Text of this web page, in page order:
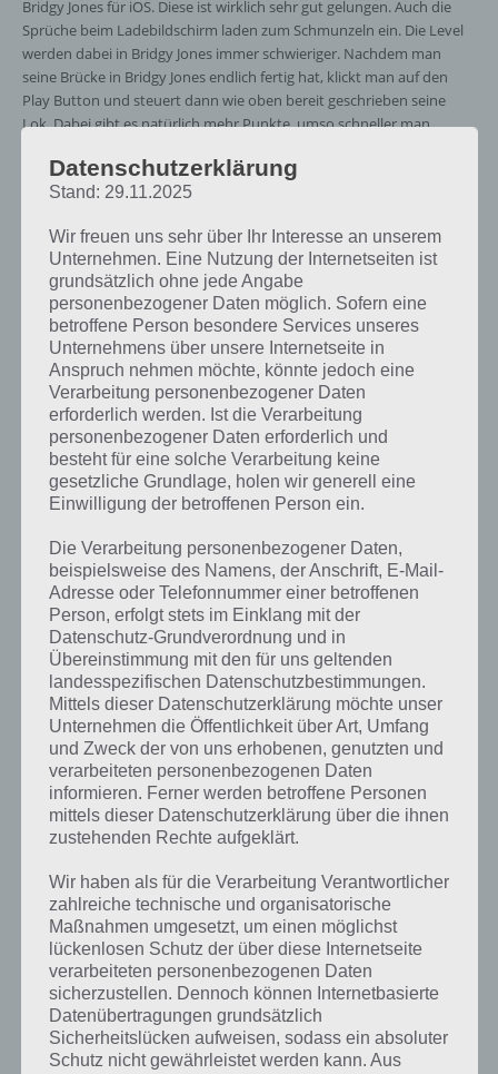
Bridgy Jones für iOS. Diese ist wirklich sehr gut gelungen. Auch die
Sprüche beim Ladebildschirm laden zum Schmunzeln ein. Die Level
werden dabei in Bridgy Jones immer schwieriger. Nachdem man
seine Brücke in Bridgy Jones endlich fertig hat, klickt man auf den
Play Button und steuert dann wie oben bereit geschrieben seine
Lok. Dabei gibt es natürlich mehr Punkte, umso schneller man
Kleiner Wehmutstropfen: Bridgy Jones ist komplett in Englisch, es
Problem werden, da das Spiel intuitiv ist. Insgesamt können wir
Bridgy Jones euch nur ans herz legen. Tolle Grafik, zahlreiche Level
und weitere kommen durch ein Update. Auch wenn es noch In App
Käufe gibt, so werden diese nur benötigt, wenn man in einem Level
nicht weiterkommt.
Bridgy Jones im iTunes App Store kaufen
Die App Bridgy Jones erfordert mindestens iOS 5.1 und ist für das
iPhone 5 optimiert. Aber natürlich werden auch ältere iPhone
Geräte, der iPod Touch und das iPad unterstützt. Das Spiel selber ist
knapp über 300MB groß.Wer nicht weiß, ob er sich Bridgy Jones im
Datenschutzerklärung
Stand: 29.11.2025
Wir freuen uns sehr über Ihr Interesse an unserem
Unternehmen. Eine Nutzung der Internetseiten ist
grundsätzlich ohne jede Angabe
personenbezogener Daten möglich. Sofern eine
betroffene Person besondere Services unseres
Unternehmens über unsere Internetseite in
Anspruch nehmen möchte, könnte jedoch eine
Verarbeitung personenbezogener Daten
erforderlich werden. Ist die Verarbeitung
personenbezogener Daten erforderlich und
besteht für eine solche Verarbeitung keine
gesetzliche Grundlage, holen wir generell eine
Einwilligung der betroffenen Person ein.
Die Verarbeitung personenbezogener Daten,
beispielsweise des Namens, der Anschrift, E-Mail-
Adresse oder Telefonnummer einer betroffenen
Person, erfolgt stets im Einklang mit der
Datenschutz-Grundverordnung und in
Übereinstimmung mit den für uns geltenden
landesspezifischen Datenschutzbestimmungen.
Mittels dieser Datenschutzerklärung möchte unser
Unternehmen die Öffentlichkeit über Art, Umfang
und Zweck der von uns erhobenen, genutzten und
verarbeiteten personenbezogenen Daten
informieren. Ferner werden betroffene Personen
mittels dieser Datenschutzerklärung über die ihnen
zustehenden Rechte aufgeklärt.
Wir haben als für die Verarbeitung Verantwortlicher
zahlreiche technische und organisatorische
Maßnahmen umgesetzt, um einen möglichst
lückenlosen Schutz der über diese Internetseite
verarbeiteten personenbezogenen Daten
sicherzustellen. Dennoch können Internetbasierte
Datenübertragungen grundsätzlich
Sicherheitslücken aufweisen, sodass ein absoluter
Schutz nicht gewährleistet werden kann. Aus